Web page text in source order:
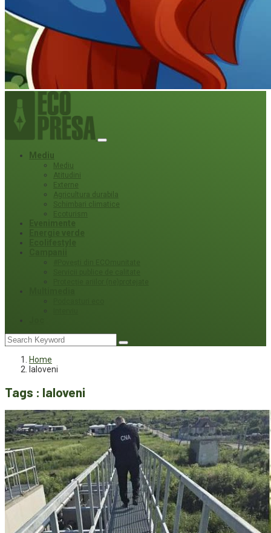
Mediu
Mediu
Atitudini
Externe
Agricultura durabila
Schimbari climatice
Ecoturism
Home
Ialoveni
Tags : Ialoveni